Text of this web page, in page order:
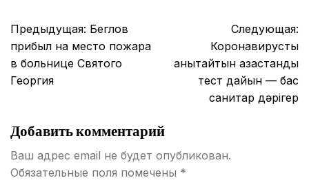
Навигация
по
записям
Предыдущая: Беглов
прибыл на место пожара
в больнице Святого
Георгия
Следующая:
Коронавирусты
анықтайтын қазақстандық
тест дайын — бас
санитар дәрігер
Добавить комментарий
Ваш адрес email не будет опубликован.
Обязательные поля помечены *